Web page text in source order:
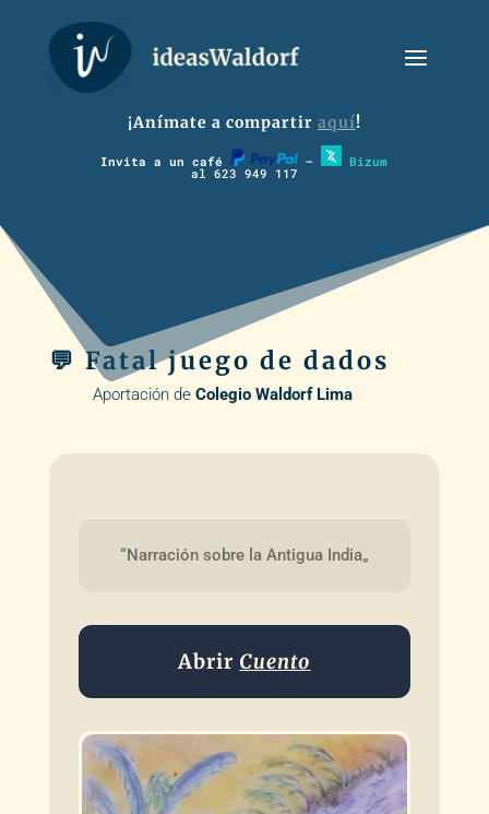
¡Anímate a compartir aquí!
Invita a un café – Bizum
al 623 949 117
💬 Fatal juego de dados
Aportación de Colegio Waldorf Lima
“Narración sobre la Antigua India„
Abrir Cuento